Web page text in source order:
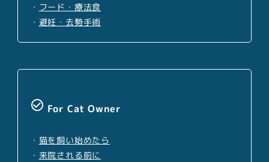
・ フード・療法食
・ 避妊・去勢手術
check_circle_outline For Cat Owner
・ 猫を飼い始めたら
・ 来院される前に